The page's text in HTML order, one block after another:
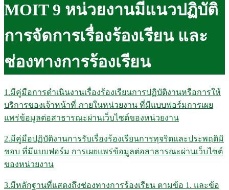
MOIT 9 หน่วยงานมีแนวปฏิบัติ
การจัดการเรื่องร้องเรียน และ
ช่องทางการร้องเรียน
1.มีคู่มือการดำเนินงานเรื่องร้องเรียนการปฏิบัติงานหรือการให้
บริการของเจ้าหน้าที่ ภายในหน่วยงาน ที่มีแบบฟอร์มการเผย
แพร่ข้อมูลต่อสาธารณะผ่านเว็บไซต์ของหน่วยงาน
2.มีคู่มือปฏิบัติงานการรับเรื่องร้องเรียนการทุจริตและประพฤติมิ
ชอบ ที่มีแบบฟอร์ม การเผยแพร่ข้อมูลต่อสาธารณะผ่านเว็บไซต์
ของหน่วยงาน
3.มีหลักฐานที่แสดงถึงช่องทางการร้องเรียน ตามข้อ 1. และข้อ